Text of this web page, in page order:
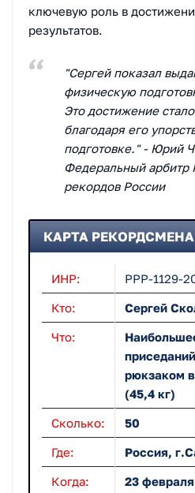
ключевую роль в
результатов.
"Сергей показал
физическую
Это достижение
благодаря его
подготовке." - Юрий
Федеральный арбитр
рекордов России
КАРТА РЕКОРДСМЕНА
ИНР: РРР-1129-
Кто: Сергей
Что:
рюкзаком
(45,4 кг)
Сколько: 50
Где: Россия,
Когда: 23